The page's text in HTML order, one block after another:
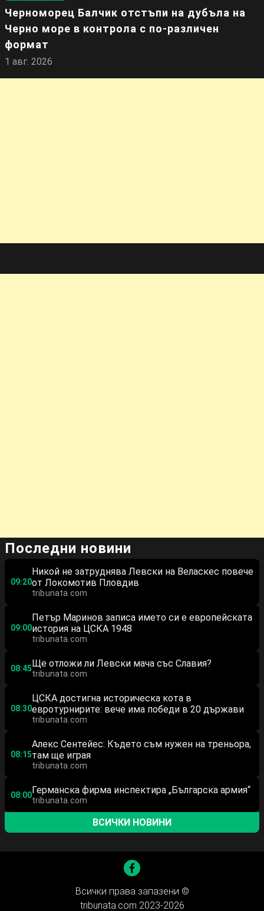
Черноморец Балчик отстъпи на дубъла на
Черно море в контрола с по-различен
формат
1 авг. 2026
Последни новини
09:20
Никой не затруднява Левски на Веласкес повече
от Локомотив Пловдив
tribunata.com
09:00
Петър Маринов записа името си е европейската
история на ЦСКА 1948
tribunata.com
08:45 Ще отложи ли Левски мача със Славия?
tribunata.com
08:30
ЦСКА достигна историческа кота в
евротурнирите: вече има победи в 20 държави
tribunata.com
08:15
Алекс Сентейес: Където съм нужен на треньора,
там ще играя
tribunata.com
08:00Германска фирма инспектира „Българска армия“
tribunata.com
ВСИЧКИ НОВИНИ
Всички права запазени ©
tribunata.com 2023-2026